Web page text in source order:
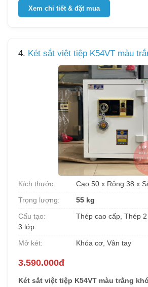
Xem chi tiết & đặt mua
4. Két sắt việt tiệp K54VT màu
Kích thước:
Cao 50 x Rộng 38 x
Trọng lượng:
55 kg
Cấu tạo:
Thép cao cấp, Thép
3 lớp
Mở két:
Khóa cơ, Vân tay
3.590.000đ
Két sắt việt tiệp K54VT màu trắng